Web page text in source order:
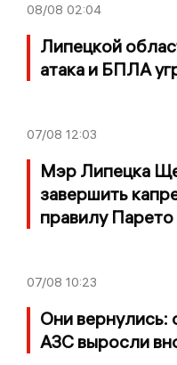
08/08 02:04
Липецкой
атака и БПЛА
07/08 12:03
Мэр Липецка
завершить
правилу Парето
07/08 10:23
Они вернулись:
АЗС выросли